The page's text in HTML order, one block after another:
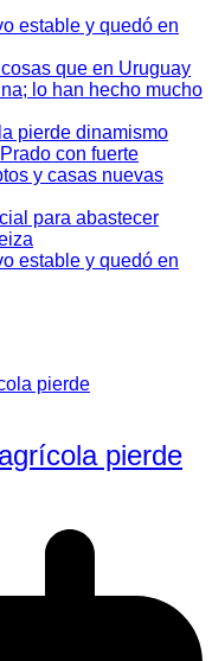
estable y quedó en
que en Uruguay
lo han hecho mucho
pierde dinamismo
con fuerte
y casas nuevas
para abastecer
estable y quedó en
pierde